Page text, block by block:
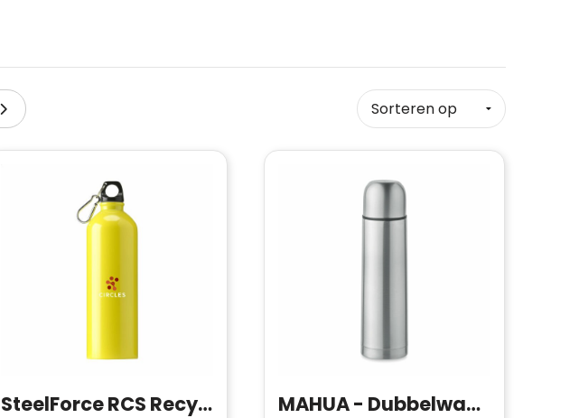
SteelForce RCS Recycled Steel Bottle 750 ml MAHUA - Dubbelwandige fles 500 ml